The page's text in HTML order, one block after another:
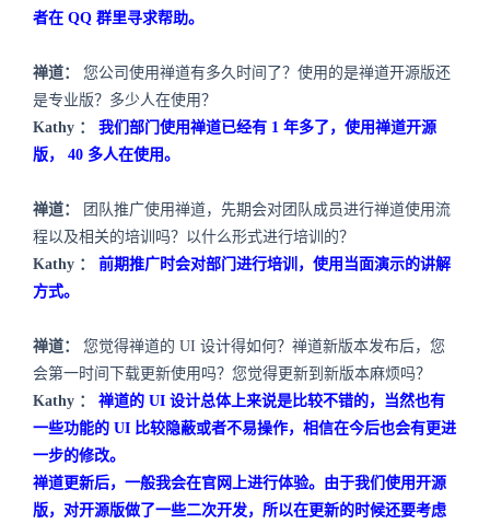
者在 QQ 群里寻求帮助。
禅道：
您公司使用禅道有多久时间了？使用的是禅道开源版还
是专业版？多少人在使用？
Kathy ： 我们部门使用禅道已经有 1 年多了，使用禅道开源
版，
40 多人在使用。
禅道：
团队推广使用禅道，先期会对团队成员进行禅道使用流
程以及相关的培训吗？以什么形式进行培训的？
Kathy ：
前期推广时会对部门进行培训，使用当面演示的讲解
方式。
禅道： 您觉得禅道的 UI 设计得如何？禅道新版本发布后，您
会第一时间下载更新使用吗？您觉得更新到新版本麻烦吗？
Kathy ： 禅道的 UI 设计总体上来说是比较不错的，当然也有
一些功能的 UI 比较隐蔽或者不易操作，相信在今后也会有更进
一步的修改。
禅道更新后，一般我会在官网上进行体验。由于我们使用开源
版，对开源版做了一些二次开发，所以在更新的时候还要考虑